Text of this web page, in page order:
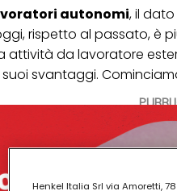
autonomi, il
rispetto al passato, è
da lavoratore
svantaggi.
Henkel Italia Srl via Amoretti,